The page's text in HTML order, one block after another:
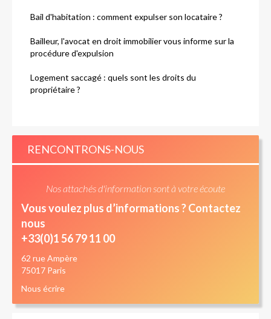
Bail d'habitation : comment expulser son locataire ?
Bailleur, l'avocat en droit immobilier vous informe sur la
procédure d'expulsion
Logement saccagé : quels sont les droits du
propriétaire ?
RENCONTRONS-NOUS
Nos attachés d'information sont à votre écoute
Vous voulez plus d’informations ? Contactez
nous
+33(0)1 56 79 11 00
62 rue Ampère
75017 Paris
Nous écrire